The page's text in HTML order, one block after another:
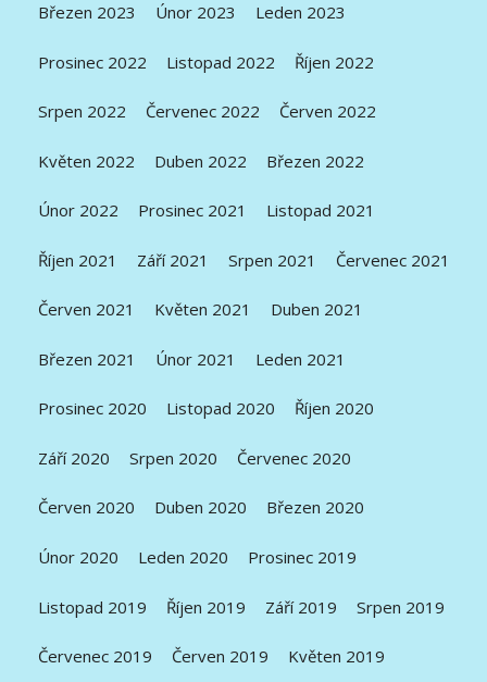
Březen 2023 Únor 2023 Leden 2023
Prosinec 2022 Listopad 2022 Říjen 2022
Srpen 2022 Červenec 2022 Červen 2022
Květen 2022 Duben 2022 Březen 2022
Únor 2022 Prosinec 2021 Listopad 2021
Říjen 2021 Září 2021 Srpen 2021 Červenec 2021
Červen 2021 Květen 2021 Duben 2021
Březen 2021 Únor 2021 Leden 2021
Prosinec 2020 Listopad 2020 Říjen 2020
Září 2020 Srpen 2020 Červenec 2020
Červen 2020 Duben 2020 Březen 2020
Únor 2020 Leden 2020 Prosinec 2019
Listopad 2019 Říjen 2019 Září 2019 Srpen 2019
Červenec 2019 Červen 2019 Květen 2019